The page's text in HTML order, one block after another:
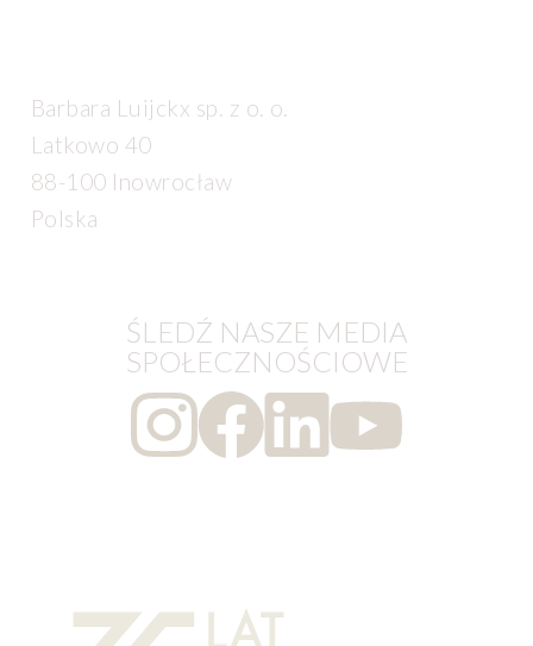
Barbara Luijckx sp. z o. o.
Latkowo 40
88-100 Inowrocław
Polska
ŚLEDŹ NASZE MEDIA
SPOŁECZNOŚCIOWE